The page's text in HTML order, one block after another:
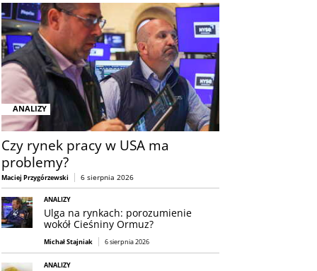
ANALIZY
Czy rynek pracy w USA ma
problemy?
Maciej Przygórzewski 6 sierpnia 2026
ANALIZY
Ulga na rynkach: porozumienie
wokół Cieśniny Ormuz?
Michał Stajniak 6 sierpnia 2026
ANALIZY